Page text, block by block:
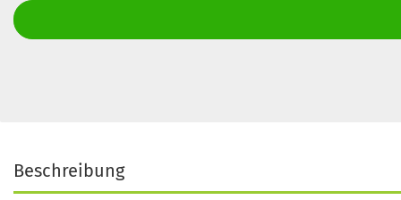
Beschreibung